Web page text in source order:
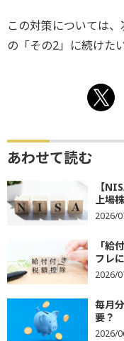
この対策については
の「その2」に続けた
あわせて読む
【
上場
2026/
「給
フレ
2026/
毎月
要？
2026/